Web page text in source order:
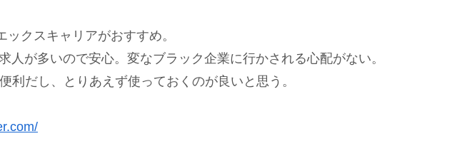
クスキャリアがおすすめ。
人が多いので安心。変なブラック企業に行かされる心配がない。
利だし、とりあえず使っておくのが良いと思う。